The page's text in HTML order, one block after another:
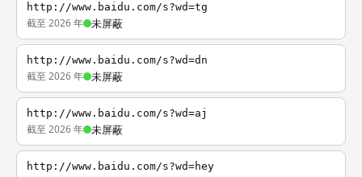
http://www.baidu.com/s?wd=tg
截至 2026 年 未屏蔽
http://www.baidu.com/s?wd=dn
截至 2026 年 未屏蔽
http://www.baidu.com/s?wd=aj
截至 2026 年 未屏蔽
http://www.baidu.com/s?wd=hey